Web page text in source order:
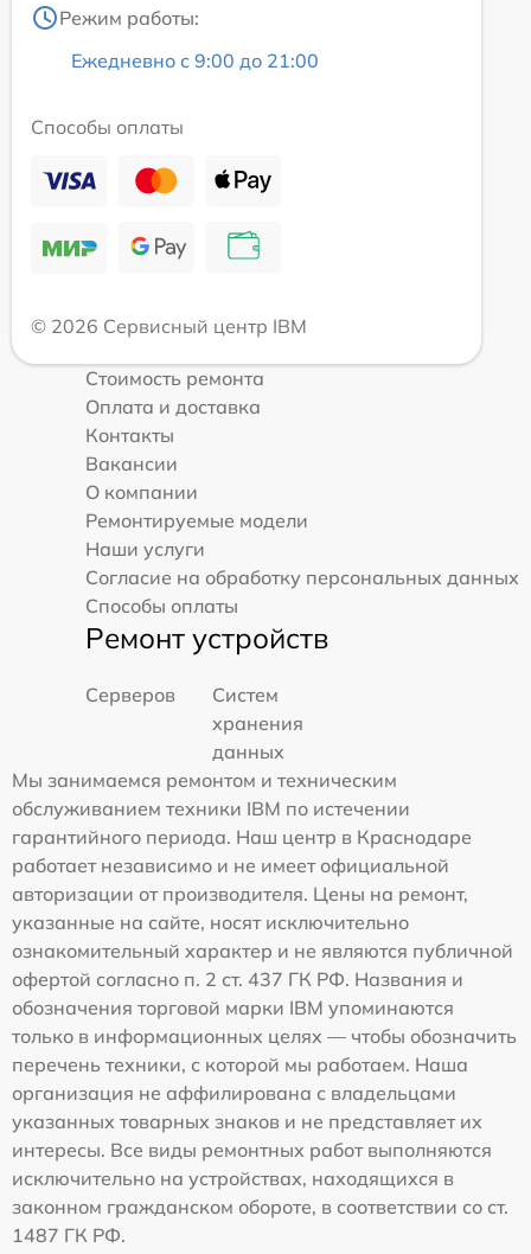
Режим работы:
Ежедневно с 9:00 до 21:00
Способы оплаты
© 2026 Сервисный центр IBM
Стоимость ремонта
Оплата и доставка
Контакты
Вакансии
О компании
Ремонтируемые модели
Наши услуги
Согласие на обработку персональных данных
Способы оплаты
Ремонт устройств
Серверов
Систем
хранения
данных
Мы занимаемся ремонтом и техническим
обслуживанием техники IBM по истечении
гарантийного периода. Наш центр в Краснодаре
работает независимо и не имеет официальной
авторизации от производителя. Цены на ремонт,
указанные на сайте, носят исключительно
ознакомительный характер и не являются публичной
офертой согласно п. 2 ст. 437 ГК РФ. Названия и
обозначения торговой марки IBM упоминаются
только в информационных целях — чтобы обозначить
перечень техники, с которой мы работаем. Наша
организация не аффилирована с владельцами
указанных товарных знаков и не представляет их
интересы. Все виды ремонтных работ выполняются
исключительно на устройствах, находящихся в
законном гражданском обороте, в соответствии со ст.
1487 ГК РФ.